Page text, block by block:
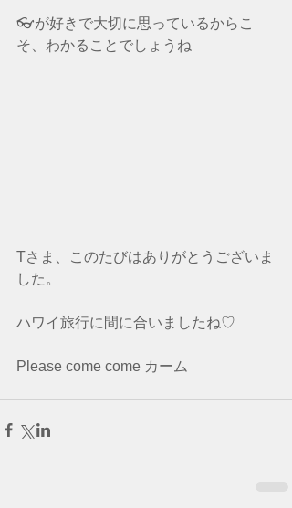
👓が好きで大切に思っているからこ
そ、わかることでしょうね
Tさま、このたびはありがとうございま
した。
ハワイ旅行に間に合いましたね♡
Please come come カーム